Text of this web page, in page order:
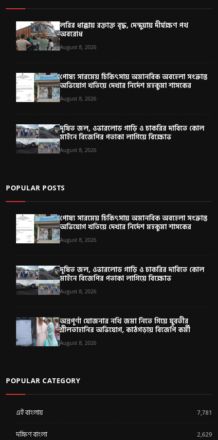
লরির ধাক্কায় রক্তাক্ত বৃদ্ধ, দেন্দুয়ায় দীর্ঘক্ষণ পথ
অবরোধ
August 8, 2026
পোষ্য সারমেয় চিকিৎসায় অমানবিক অবহেলা সংক্রান্ত
অভিযোগ খতিয়ে দেখার নির্দেশ মহকুমা শাসকের
August 8, 2026
দূষিত জল, ওভারলোড গাড়ি ও চাকরির দাবিতে কোল
মাইনে বিজেপির পতাকা লাগিয়ে বিক্ষোভ
August 8, 2026
POPULAR POSTS
পোষ্য সারমেয় চিকিৎসায় অমানবিক অবহেলা সংক্রান্ত
অভিযোগ খতিয়ে দেখার নির্দেশ মহকুমা শাসকের
August 8, 2026
দূষিত জল, ওভারলোড গাড়ি ও চাকরির দাবিতে কোল
মাইনে বিজেপির পতাকা লাগিয়ে বিক্ষোভ
August 8, 2026
অন্নপূর্ণা যোজনার নথি জমা নিতে গিয়ে যুবতীর
শ্লীলতাহানির অভিযোগ, কাঠগড়ায় বিজেপি কর্মী
August 8, 2026
POPULAR CATEGORY
এই বাংলায় 7,781
দক্ষিণ বাংলা 2,629